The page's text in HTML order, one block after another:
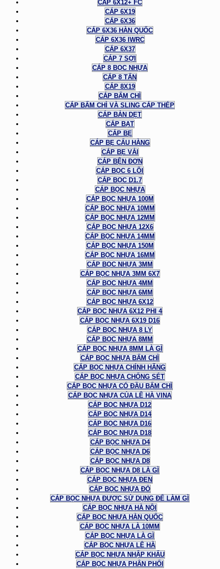
CÁP 6X12+ FC
CÁP 6X19
CÁP 6X36
CÁP 6X36 HÀN QUỐC
CÁP 6X36 IWRC
CÁP 6X37
CÁP 7 SỢI
CÁP 8 BỌC NHỰA
CÁP 8 TẤN
CÁP 8X19
CÁP BẤM CHÌ
CÁP BẤM CHÌ VÀ SLING CÁP THÉP
CÁP BẢN DẸT
CÁP BẠT
CÁP BẸ
CÁP BẸ CẨU HÀNG
CÁP BẸ VẢI
CÁP BỆN ĐƠN
CÁP BỌC 6 LÕI
CÁP BỌC D1.7
CÁP BỌC NHỰA
CÁP BỌC NHỰA 100M
CÁP BỌC NHỰA 10MM
CÁP BỌC NHỰA 12MM
CÁP BỌC NHỰA 12X6
CÁP BỌC NHỰA 14MM
CÁP BỌC NHỰA 150M
CÁP BỌC NHỰA 16MM
CÁP BỌC NHỰA 3MM
CÁP BỌC NHỰA 3MM 6X7
CÁP BỌC NHỰA 4MM
CÁP BỌC NHỰA 6MM
CÁP BỌC NHỰA 6X12
CÁP BỌC NHỰA 6X12 PHI 4
CÁP BỌC NHỰA 6X19 D16
CÁP BỌC NHỰA 8 LY
CÁP BỌC NHỰA 8MM
CÁP BỌC NHỰA 8MM LÀ GÌ
CÁP BỌC NHỰA BẤM CHÌ
CÁP BỌC NHỰA CHÍNH HÃNG
CÁP BỌC NHỰA CHỐNG SÉT
CÁP BỌC NHỰA CÓ ĐẦU BẤM CHÌ
CÁP BỌC NHỰA CỦA LÊ HÀ VINA
CÁP BỌC NHỰA D12
CÁP BỌC NHỰA D14
CÁP BỌC NHỰA D16
CÁP BỌC NHỰA D18
CÁP BỌC NHỰA D4
CÁP BỌC NHỰA D6
CÁP BỌC NHỰA D8
CÁP BỌC NHỰA D8 LÀ GÌ
CÁP BỌC NHỰA ĐEN
CÁP BỌC NHỰA ĐỎ
CÁP BỌC NHỰA ĐƯỢC SỬ DỤNG ĐỂ LÀM GÌ
CÁP BỌC NHỰA HÀ NỘI
CÁP BỌC NHỰA HÀN QUỐC
CÁP BỌC NHỰA LÀ 10MM
CÁP BỌC NHỰA LÀ GÌ
CÁP BỌC NHỰA LÊ HÀ
CÁP BỌC NHỰA NHẬP KHẨU
CÁP BỌC NHỰA PHÂN PHỐI